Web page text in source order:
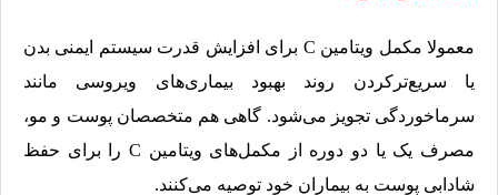
معمولا مکمل ویتامین C برای افزایش قدرت سیستم ایمنی بدن
یا سریع‌ترکردن روند بهبود بیماری‌های ویروسی مانند
سرماخوردگی تجویز می‌شود. گاهی هم متخصصان پوست و مو،
مصرف یک یا دو دوره از مکمل‌های ویتامین C را برای حفظ
شادابی پوست به بیماران خود توصیه می‌‌کنند.